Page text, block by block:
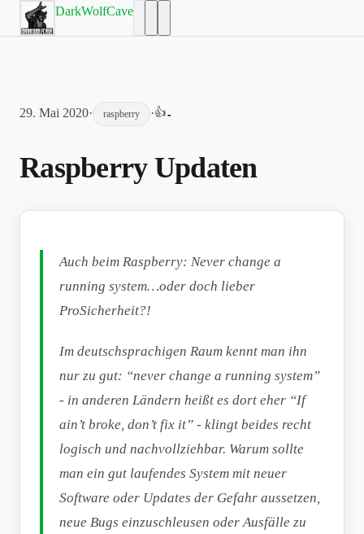
DarkWolfCave
29. Mai 2020· raspberry ·👍-
Raspberry Updaten
Auch beim Raspberry: Never change a
running system…oder doch lieber
ProSicherheit?!
Im deutschsprachigen Raum kennt man ihn
nur zu gut: “never change a running system”
- in anderen Ländern heißt es dort eher “If
ain’t broke, don’t fix it” - klingt beides recht
logisch und nachvollziehbar. Warum sollte
man ein gut laufendes System mit neuer
Software oder Updates der Gefahr aussetzen,
neue Bugs einzuschleusen oder Ausfälle zu